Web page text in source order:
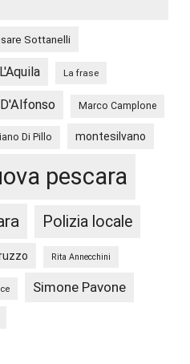
Sottanelli
L'Aquila La frase
Marco Camplone
Di Pillo montesilvano
pescara
Polizia locale
Rita Annecchini
Simone Pavone